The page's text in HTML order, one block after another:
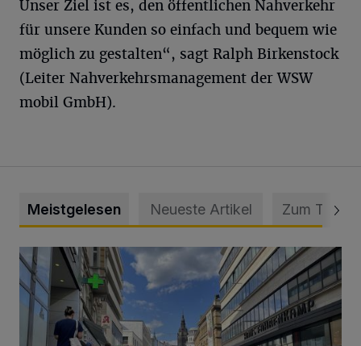
Unser Ziel ist es, den öffentlichen Nahverkehr
für unsere Kunden so einfach und bequem wie
möglich zu gestalten“, sagt Ralph Birkenstock
(Leiter Nahverkehrsmanagement der WSW
mobil GmbH).
Meistgelesen Neueste Artikel Zum Thema
Ein Unzustand und Skandal